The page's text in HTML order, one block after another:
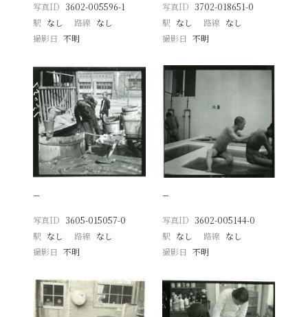
写真ID 3602-005596-1
駅 なし 路線 なし
撮影日
不明
写真ID 3702-018651-0
駅 なし 路線 なし
撮影日 不明
−
写真ID 3605-015057-0
駅 なし 路線 なし
撮影日
不明
−
写真ID 3602-005144-0
駅 なし 路線 なし
撮影日 不明